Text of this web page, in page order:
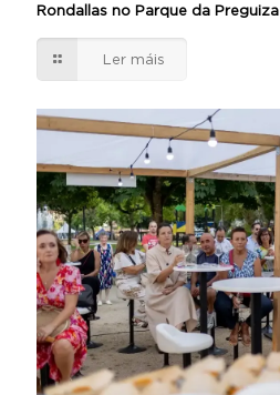
Rondallas no Parque da Preguiza
Ler máis